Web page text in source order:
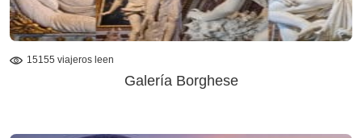
15155 viajeros leen
Galería Borghese